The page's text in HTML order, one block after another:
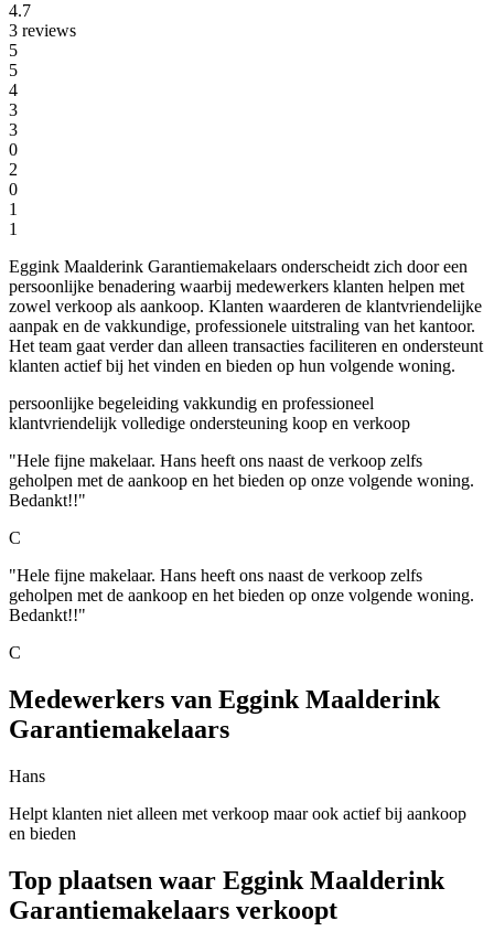
4.7
3 reviews
5
5
4
3
3
0
2
0
1
1
Eggink Maalderink Garantiemakelaars onderscheidt zich door een
persoonlijke benadering waarbij medewerkers klanten helpen met
zowel verkoop als aankoop. Klanten waarderen de klantvriendelijke
aanpak en de vakkundige, professionele uitstraling van het kantoor.
Het team gaat verder dan alleen transacties faciliteren en ondersteunt
klanten actief bij het vinden en bieden op hun volgende woning.
persoonlijke begeleiding vakkundig en professioneel
klantvriendelijk volledige ondersteuning koop en verkoop
"Hele fijne makelaar. Hans heeft ons naast de verkoop zelfs
geholpen met de aankoop en het bieden op onze volgende woning.
Bedankt!!"
C
"Hele fijne makelaar. Hans heeft ons naast de verkoop zelfs
geholpen met de aankoop en het bieden op onze volgende woning.
Bedankt!!"
C
Medewerkers van Eggink Maalderink
Garantiemakelaars
Hans
Helpt klanten niet alleen met verkoop maar ook actief bij aankoop
en bieden
Top plaatsen waar Eggink Maalderink
Garantiemakelaars verkoopt